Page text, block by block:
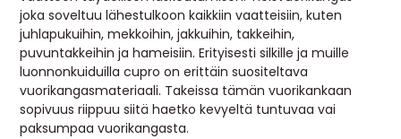
joka soveltuu lähestulkoon kaikkiin vaatteisiin, kuten
juhlapukuihin, mekkoihin, jakkuihin, takkeihin,
puvuntakkeihin ja hameisiin. Erityisesti silkille ja muille
luonnonkuiduilla cupro on erittäin suositeltava
vuorikangasmateriaali. Takeissa tämän vuorikankaan
sopivuus riippuu siitä haetko kevyeltä tuntuvaa vai
paksumpaa vuorikangasta.